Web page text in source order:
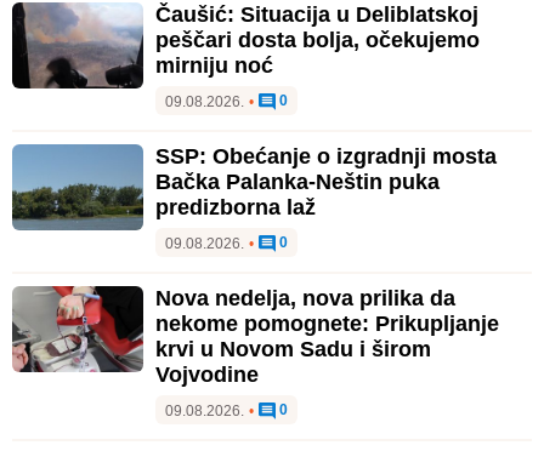
Čaušić: Situacija u Deliblatskoj
peščari dosta bolja, očekujemo
mirniju noć
09.08.2026. • 0
SSP: Obećanje o izgradnji mosta
Bačka Palanka-Neštin puka
predizborna laž
09.08.2026. • 0
Nova nedelja, nova prilika da
nekome pomognete: Prikupljanje
krvi u Novom Sadu i širom
Vojvodine
09.08.2026. • 0